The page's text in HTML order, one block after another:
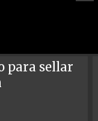
para sellar